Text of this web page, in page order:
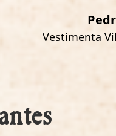
Vestimenta